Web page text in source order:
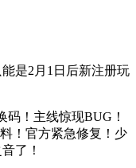
是2月1日后新注册玩